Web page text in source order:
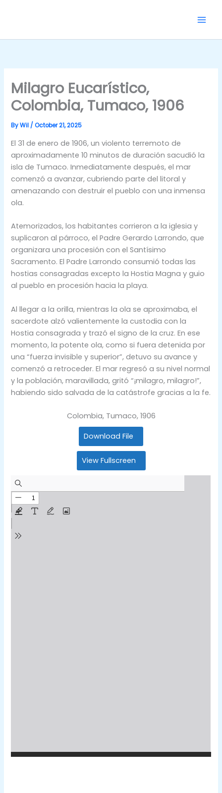
Milagro Eucarístico,
Colombia, Tumaco, 1906
ByWil /October 21, 2025
El 31 de enero de 1906, un violento terremoto de
aproximadamente 10 minutos de duración sacudió la
isla de Tumaco. Inmediatamente después, el mar
comenzó a avanzar, cubriendo parte del litoral y
amenazando con destruir el pueblo con una inmensa
ola.
Atemorizados, los habitantes corrieron a la iglesia y
suplicaron al párroco, el Padre Gerardo Larrondo, que
organizara una procesión con el Santísimo
Sacramento. El Padre Larrondo consumió todas las
hostias consagradas excepto la Hostia Magna y guio
al pueblo en procesión hacia la playa.
Al llegar a la orilla, mientras la ola se aproximaba, el
sacerdote alzó valientemente la custodia con la
Hostia consagrada y trazó el signo de la cruz. En ese
momento, la potente ola, como si fuera detenida por
una “fuerza invisible y superior”, detuvo su avance y
comenzó a retroceder. El mar regresó a su nivel normal
y la población, maravillada, gritó “¡milagro, milagro!”,
habiendo sido salvada de la catástrofe gracias a la fe.
Colombia, Tumaco, 1906
Download File
View Fullscreen